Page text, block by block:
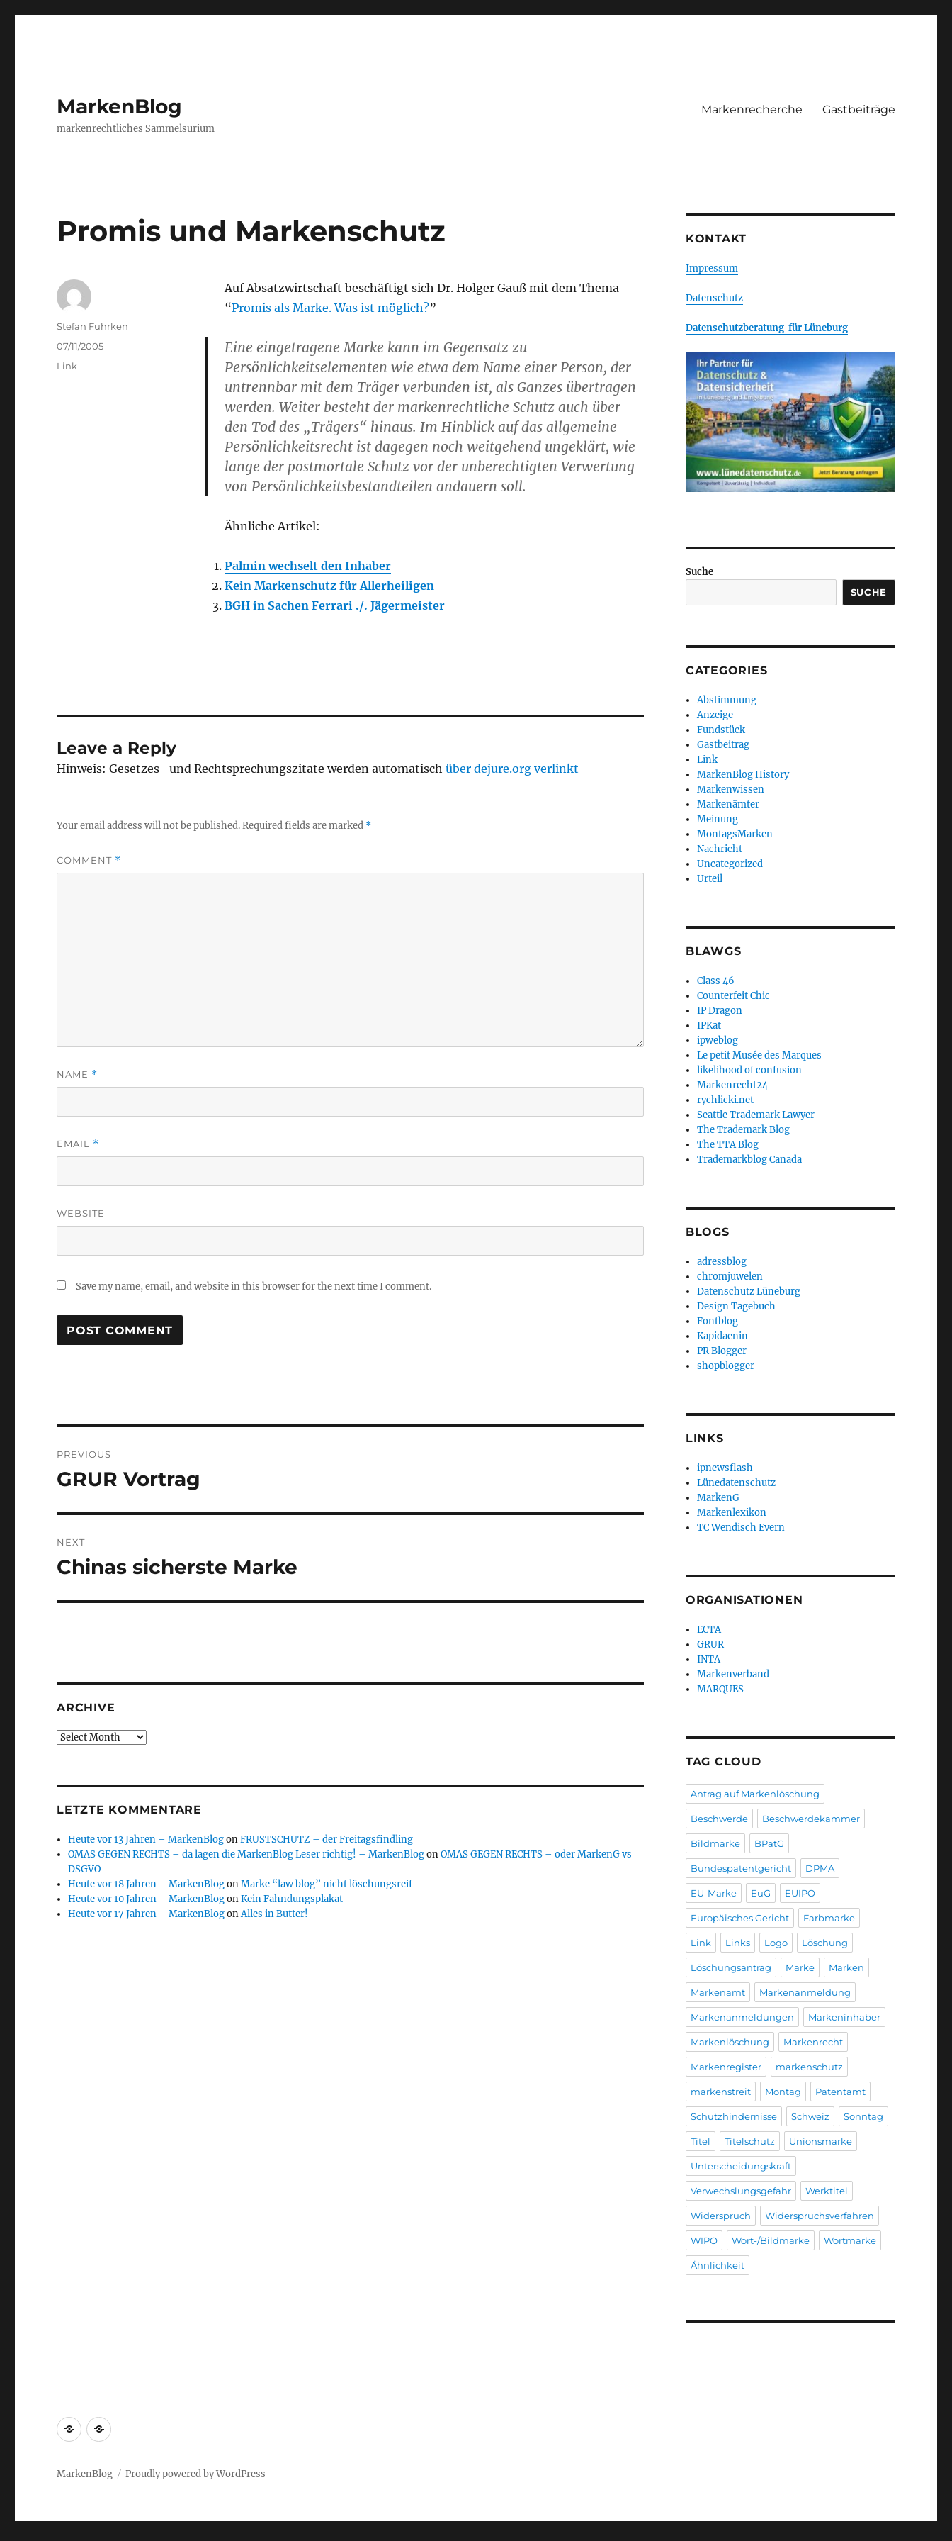
MarkenBlog
markenrechtliches Sammelsurium
Markenrecherche Gastbeiträge
Promis und Markenschutz
Auf Absatzwirtschaft beschäftigt sich Dr. Holger Gauß mit dem Thema
“Promis als Marke. Was ist möglich?”
Eine eingetragene Marke kann im Gegensatz zu
Persönlichkeitselementen wie etwa dem Name einer Person, der
untrennbar mit dem Träger verbunden ist, als Ganzes übertragen
werden. Weiter besteht der markenrechtliche Schutz auch über
den Tod des „Trägers“ hinaus. Im Hinblick auf das allgemeine
Persönlichkeitsrecht ist dagegen noch weitgehend ungeklärt, wie
lange der postmortale Schutz vor der unberechtigten Verwertung
von Persönlichkeitsbestandteilen andauern soll.
Ähnliche Artikel:
Palmin wechselt den Inhaber
Kein Markenschutz für Allerheiligen
BGH in Sachen Ferrari ./. Jägermeister
Author
Stefan Fuhrken
Posted
on
07/11/2005
Categories
Link
Leave a Reply
Hinweis: Gesetzes- und Rechtsprechungszitate werden automatischüber dejure.org verlinkt
Your email address will not be published.Required fields are marked *
COMMENT *
NAME *
EMAIL *
WEBSITE
Save my name, email, and website in this browser for the next time I comment.
navigation
PREVIOUS
Previous
GRUR Vortrag
NEXT
Next
Chinas sicherste Marke
ARCHIVE
Archive
LETZTE KOMMENTARE
Heute vor 13 Jahren – MarkenBlogonFRUSTSCHUTZ – der Freitagsfindling
OMAS GEGEN RECHTS – da lagen die MarkenBlog Leser richtig! – MarkenBlogonOMAS GEGEN RECHTS – oder MarkenG vs
DSGVO
Heute vor 18 Jahren – MarkenBlogonMarke “law blog” nicht löschungsreif
Heute vor 10 Jahren – MarkenBlogonKein Fahndungsplakat
Heute vor 17 Jahren – MarkenBlogonAlles in Butter!
KONTAKT
Impressum
Datenschutz
Datenschutzberatung für Lüneburg
Suche
SUCHE
CATEGORIES
Abstimmung
Anzeige
Fundstück
Gastbeitrag
Link
MarkenBlog History
Markenwissen
Markenämter
Meinung
MontagsMarken
Nachricht
Uncategorized
Urteil
BLAWGS
Class 46
Counterfeit Chic
IP Dragon
IPKat
ipweblog
Le petit Musée des Marques
likelihood of confusion
Markenrecht24
rychlicki.net
Seattle Trademark Lawyer
The Trademark Blog
The TTA Blog
Trademarkblog Canada
BLOGS
adressblog
chromjuwelen
Datenschutz Lüneburg
Design Tagebuch
Fontblog
Kapidaenin
PR Blogger
shopblogger
LINKS
ipnewsflash
Lünedatenschutz
MarkenG
Markenlexikon
TC Wendisch Evern
ORGANISATIONEN
ECTA
GRUR
INTA
Markenverband
MARQUES
TAG CLOUD
Antrag auf Markenlöschung
Beschwerde Beschwerdekammer
Bildmarke BPatG
Bundespatentgericht DPMA
EU-Marke EuG EUIPO
Europäisches Gericht Farbmarke
Link Links Logo Löschung
Löschungsantrag Marke Marken
Markenamt Markenanmeldung
Markenanmeldungen Markeninhaber
Markenlöschung Markenrecht
Markenregister markenschutz
markenstreit Montag Patentamt
Schutzhindernisse Schweiz Sonntag
Titel Titelschutz Unionsmarke
Unterscheidungskraft
Verwechslungsgefahr Werktitel
Widerspruch Widerspruchsverfahren
WIPO Wort-/Bildmarke Wortmarke
Ähnlichkeit
Markenrecherche
Gastbeiträge
MarkenBlog Proudly powered by WordPress